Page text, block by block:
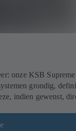
onze KSB
grondig,
indien gewenst,